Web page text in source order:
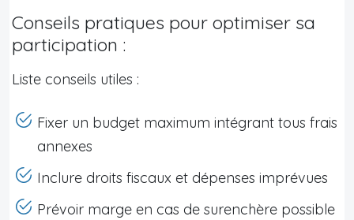
Conseils pratiques pour optimiser sa
participation :
Liste conseils utiles :
Fixer un budget maximum intégrant tous frais
annexes
Inclure droits fiscaux et dépenses imprévues
Prévoir marge en cas de surenchère possible